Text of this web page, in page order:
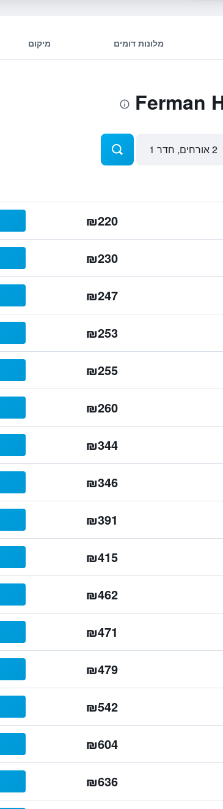
מלונות דומים מיקום
2 אורחים, חדר 1
₪220
₪230
₪247
₪253
₪255
₪260
₪344
₪346
₪391
₪415
₪462
₪471
₪479
₪542
₪604
₪636